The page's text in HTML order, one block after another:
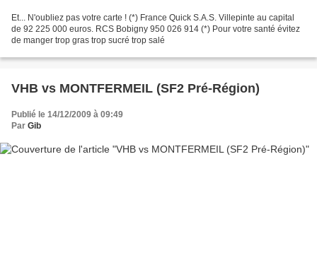
Et... N'oubliez pas votre carte ! (*) France Quick S.A.S. Villepinte au capital
de 92 225 000 euros. RCS Bobigny 950 026 914 (*) Pour votre santé évitez
de manger trop gras trop sucré trop salé
VHB vs MONTFERMEIL (SF2 Pré-Région)
Publié le 14/12/2009 à 09:49
Par Gib